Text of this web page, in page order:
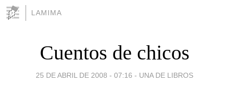
LAMIMA
Cuentos de chicos
25 DE ABRIL DE 2008 - 07:16 - UNA DE LIBROS